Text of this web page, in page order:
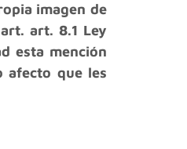
imagen de
art. 8.1 Ley
esta mención
afecto que les